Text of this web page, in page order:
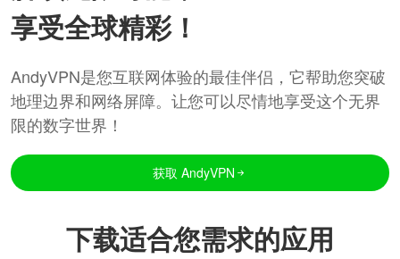
享受全球精彩！
AndyVPN是您互联网体验的最佳伴侣，它帮助您突破
地理边界和网络屏障。让您可以尽情地享受这个无界
限的数字世界！
获取 AndyVPN
下载适合您需求的应用